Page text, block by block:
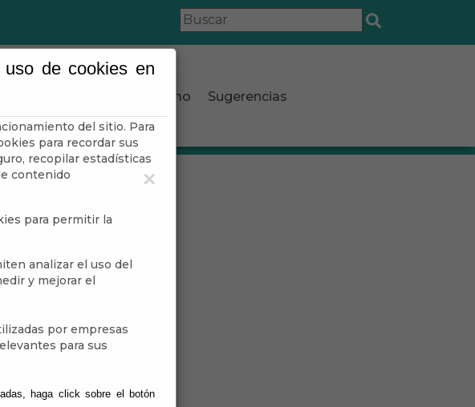
×
de cookies en
del sitio. Para
para recordar sus
recopilar estadísticas
contenido
para permitir la
analizar el uso del
y mejorar el
por empresas
para sus
haga click sobre el botón
Turismo Sugerencias